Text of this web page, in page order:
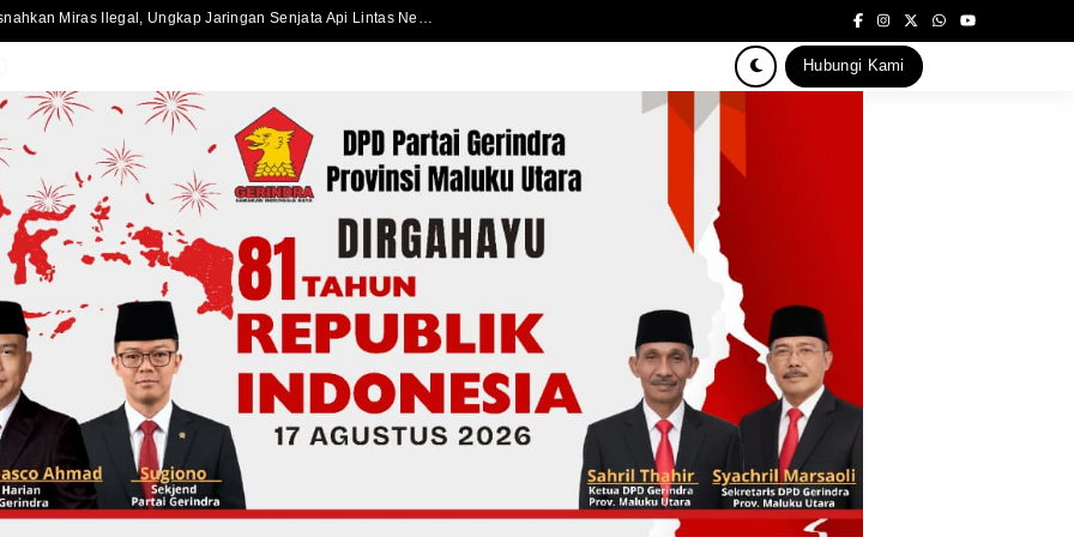
Satlantas Polres Halmahera Selatan Atur Lalu Lintas di SPBU Bacan, Arus Kendaraan Tetap Lancar
Hubungi Kami